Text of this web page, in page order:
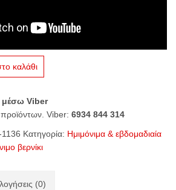
καλάθι
μέσω Viber
Viber: 6934 844 314
1136 Κατηγορία: Ημιμόνιμα & εβδομαδιαία
βερνίκι
(0)